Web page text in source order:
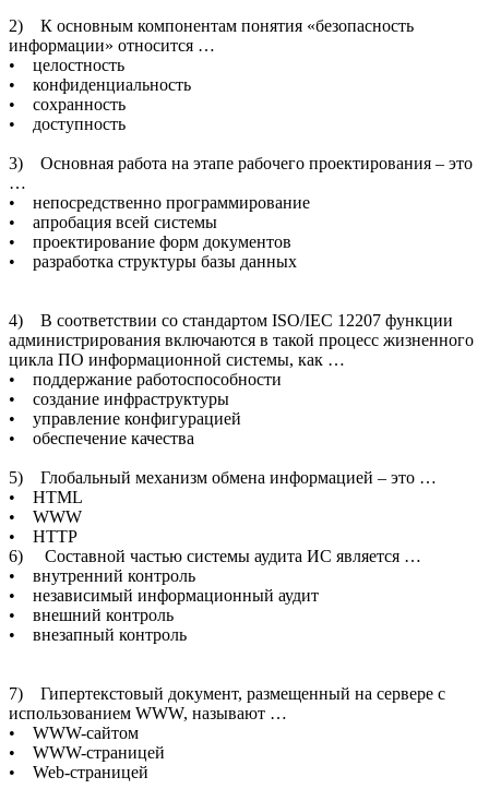
2) К основным компонентам понятия «безопасность
информации» относится …
• целостность
• конфиденциальность
• сохранность
• доступность
3) Основная работа на этапе рабочего проектирования – это
…
• непосредственно программирование
• апробация всей системы
• проектирование форм документов
• разработка структуры базы данных
4) В соответствии со стандартом ISO/IEC 12207 функции
администрирования включаются в такой процесс жизненного
цикла ПО информационной системы, как …
• поддержание работоспособности
• создание инфраструктуры
• управление конфигурацией
• обеспечение качества
5) Глобальный механизм обмена информацией – это …
• HTML
• WWW
• HTTP
6) Составной частью системы аудита ИС является …
• внутренний контроль
• независимый информационный аудит
• внешний контроль
• внезапный контроль
7) Гипертекстовый документ, размещенный на сервере с
использованием WWW, называют …
• WWW-сайтом
• WWW-страницей
• Web-страницей